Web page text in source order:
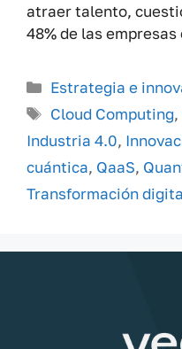
atraer talento,
48% de las empresas
Categorías
Estrategia e
Etiquetas
Cloud Computing,
Industria 4.0,
cuántica, QaaS,
Transformación